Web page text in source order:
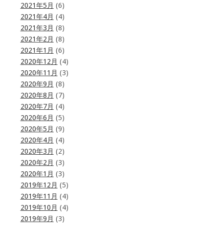
2021年5月 (6)
2021年4月 (4)
2021年3月 (8)
2021年2月 (8)
2021年1月 (6)
2020年12月 (4)
2020年11月 (3)
2020年9月 (8)
2020年8月 (7)
2020年7月 (4)
2020年6月 (5)
2020年5月 (9)
2020年4月 (4)
2020年3月 (2)
2020年2月 (3)
2020年1月 (3)
2019年12月 (5)
2019年11月 (4)
2019年10月 (4)
2019年9月 (3)